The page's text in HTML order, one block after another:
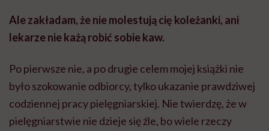
Ale zakładam, że nie molestują cię koleżanki, ani
lekarze nie każą robić sobie kaw.
Po pierwsze nie, a po drugie celem mojej książki nie
było szokowanie odbiorcy, tylko ukazanie prawdziwej
codziennej pracy pielęgniarskiej. Nie twierdzę, że w
pielęgniarstwie nie dzieje się źle, bo wiele rzeczy